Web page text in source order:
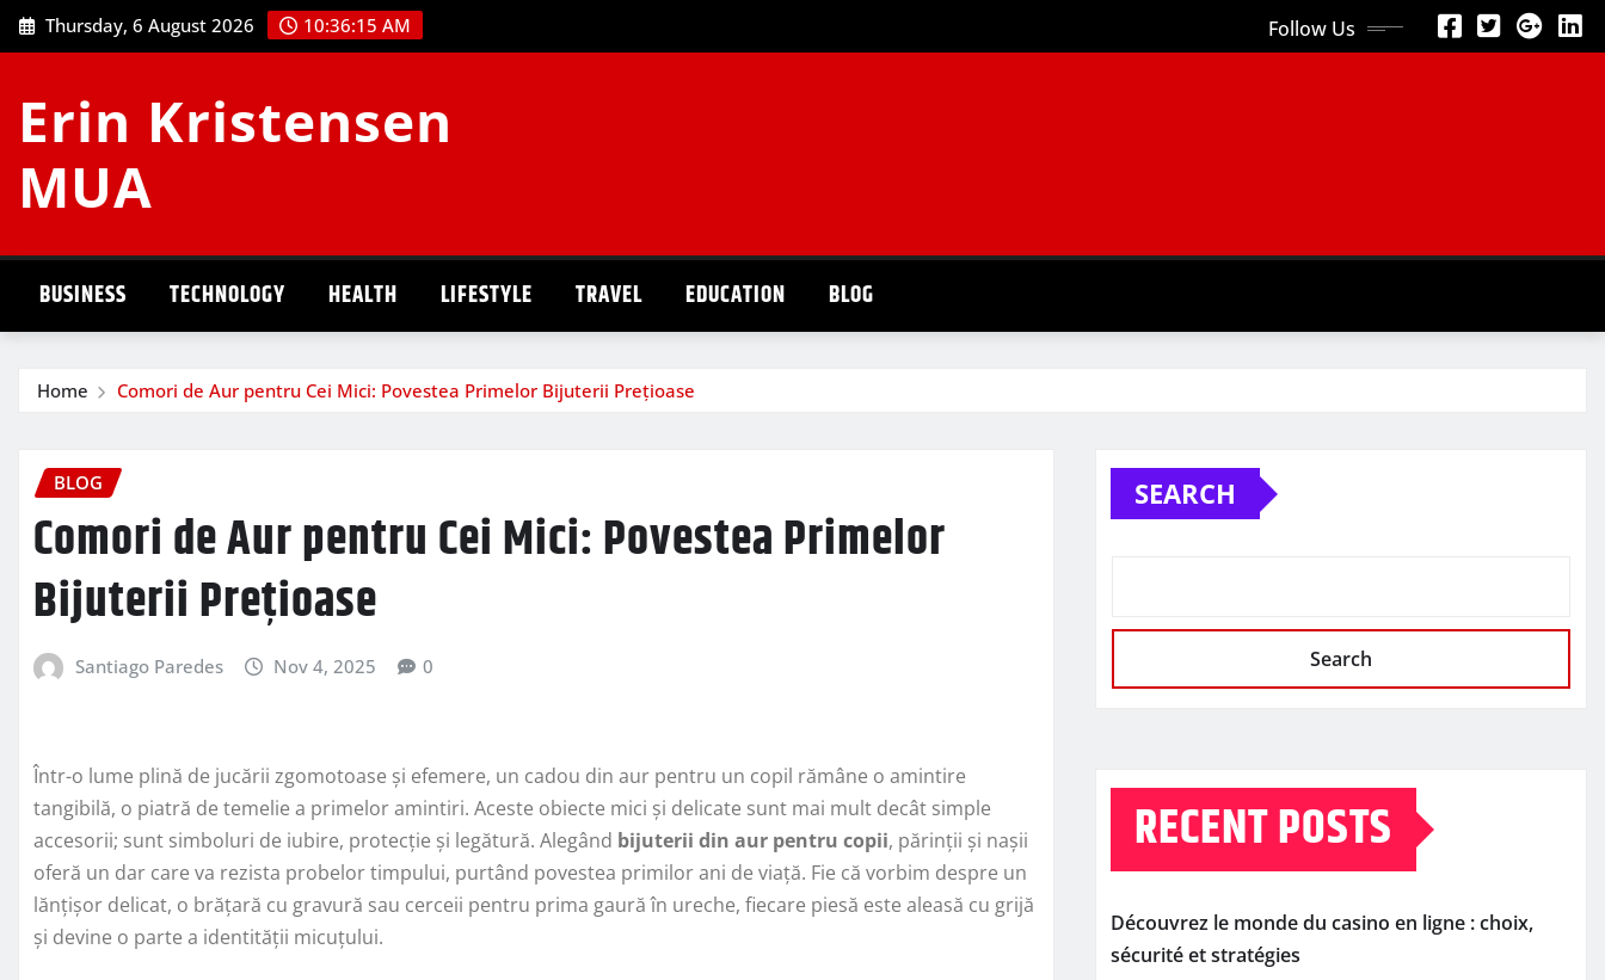
Skip
to
Thursday, 6 August 2026 10:36:16 AM Follow Us
Erin Kristensen
MUA
BUSINESS TECHNOLOGY HEALTH LIFESTYLE TRAVEL EDUCATION BLOG
Home Comori de Aur pentru Cei Mici: Povestea Primelor Bijuterii Prețioase
BLOG
Comori de Aur pentru Cei Mici: Povestea Primelor
Bijuterii Prețioase
Santiago Paredes Nov 4, 2025 0
Într-o lume plină de jucării zgomotoase și efemere, un cadou din aur pentru un copil rămâne o amintire
tangibilă, o piatră de temelie a primelor amintiri. Aceste obiecte mici și delicate sunt mai mult decât simple
accesorii; sunt simboluri de iubire, protecție și legătură. Alegând bijuterii din aur pentru copii, părinții și nașii
oferă un dar care va rezista probelor timpului, purtând povestea primilor ani de viață. Fie că vorbim despre un
lănțișor delicat, o brățară cu gravură sau cerceii pentru prima gaură în ureche, fiecare piesă este aleasă cu grijă
și devine o parte a identității micuțului.
SEARCH
Search
RECENT POSTS
Découvrez le monde du casino en ligne : choix,
sécurité et stratégies